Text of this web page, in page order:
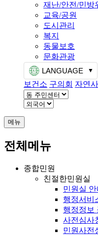
재난/안전/민방
교육/공원
도시관리
복지
동물보호
문화관광
LANGUAGE
보건소 구의회 자연
메뉴
전체메뉴
종합민원
친절한민원실
민원실 안
행정서비
행정정보
사전심사
민원사전